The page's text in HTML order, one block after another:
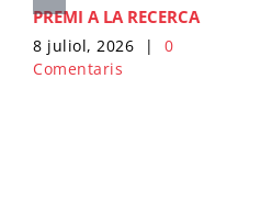
PREMI A LA RECERCA
8 juliol, 2026 |
0
Comentaris